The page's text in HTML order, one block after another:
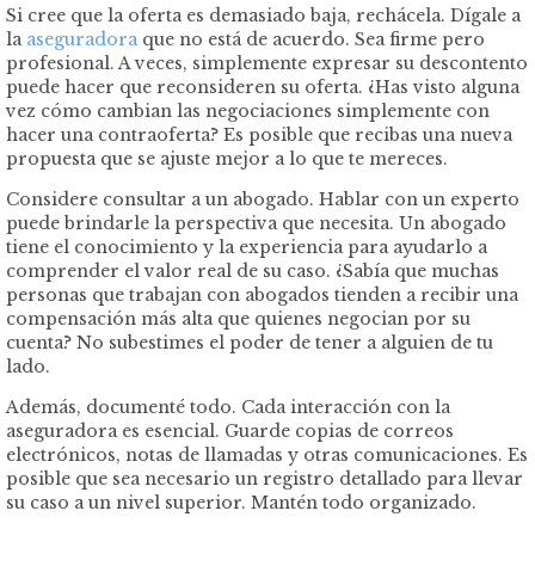
Si cree que la oferta es demasiado baja, rechácela. Dígale a
la aseguradoraque no está de acuerdo. Sea firme pero
profesional. A veces, simplemente expresar su descontento
puede hacer que reconsideren su oferta. ¿Has visto alguna
vez cómo cambian las negociaciones simplemente con
hacer una contraoferta? Es posible que recibas una nueva
propuesta que se ajuste mejor a lo que te mereces.
Considere consultar a un abogado. Hablar con un experto
puede brindarle la perspectiva que necesita. Un abogado
tiene el conocimiento y la experiencia para ayudarlo a
comprender el valor real de su caso. ¿Sabía que muchas
personas que trabajan con abogados tienden a recibir una
compensación más alta que quienes negocian por su
cuenta? No subestimes el poder de tener a alguien de tu
lado.
Además, documenté todo. Cada interacción con la
aseguradora es esencial. Guarde copias de correos
electrónicos, notas de llamadas y otras comunicaciones. Es
posible que sea necesario un registro detallado para llevar
su caso a un nivel superior. Mantén todo organizado.